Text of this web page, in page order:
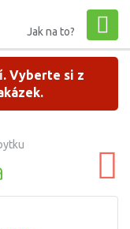
Jak na to?
Vyberte si z